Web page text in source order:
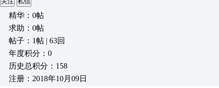
精华：0帖
求助：0帖
帖子：1帖 | 63回
年度积分：0
历史总积分：158
注册：2018年10月09日